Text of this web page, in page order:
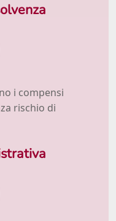
i compensi
rischio di